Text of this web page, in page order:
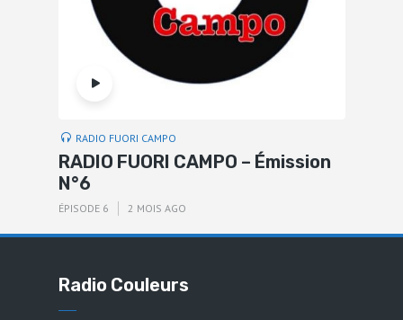
RADIO FUORI CAMPO
RADIO FUORI CAMPO – Émission
N°6
ÉPISODE 6 2 MOIS AGO
Radio Couleurs